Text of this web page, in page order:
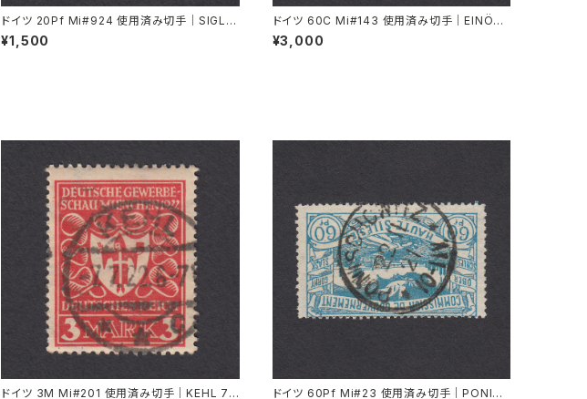
ドイツ 20Pf Mi#924 使用済み切手｜SIGLIN
GEN 7.11.1947
¥1,500
ドイツ 60C Mi#143 使用済み切手｜EINÖD
8.9.1934
¥3,000
ドイツ 3M Mi#201 使用済み切手｜KEHL 7. ドイツ 60Pf Mi#23 使用済み切手｜PONISC